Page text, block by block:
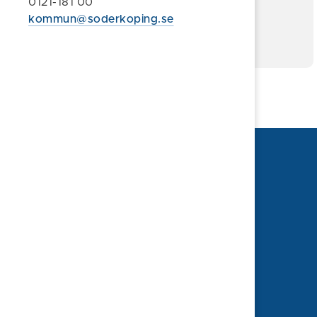
kommun@soderkoping.se